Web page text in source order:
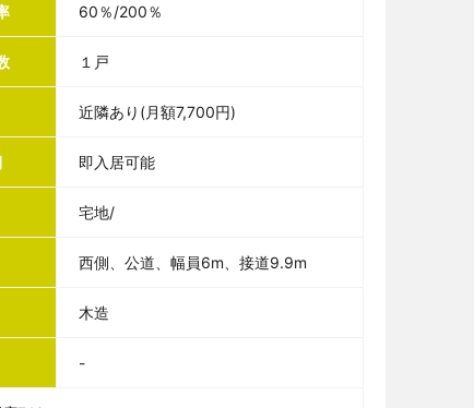
60％/200％
１戸
近隣あり(月額7,700円)
即入居可能
宅地/
西側、公道、幅員6m、接道9.9m
木造
-